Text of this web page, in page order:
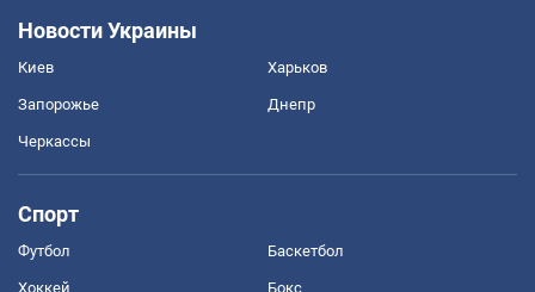
Новости Украины
Киев Харьков
Запорожье Днепр
Черкассы
Спорт
Футбол Баскетбол
Хоккей Бокс